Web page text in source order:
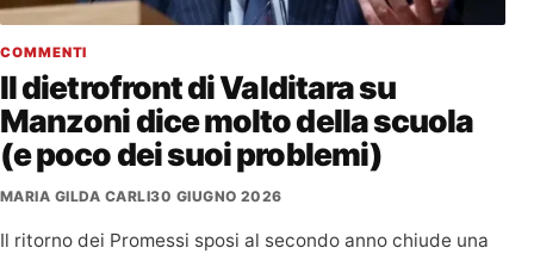
COMMENTI
Il dietrofront di Valditara su
Manzoni dice molto della scuola
(e poco dei suoi problemi)
MARIA GILDA CARLI30 GIUGNO 2026
Il ritorno dei Promessi sposi al secondo anno chiude una